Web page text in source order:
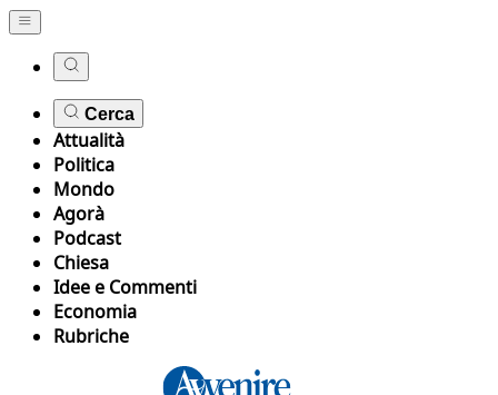
Cerca
Attualità
Politica
Mondo
Agorà
Podcast
Chiesa
Idee e Commenti
Economia
Rubriche